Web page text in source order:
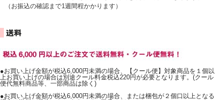
（お振込の確認まで1週間程かかります）
●お買い上げ金額が税込6,000円未満の場合、【クール便】対象商品を１個以
上お買い上げの場合は別途クール料金税込220円が必要となります。(クール
便代無料商品等、一部商品は除く)
●お買い上げ金額が税込6,000円未満の場合、または梱包が２個口以上となる